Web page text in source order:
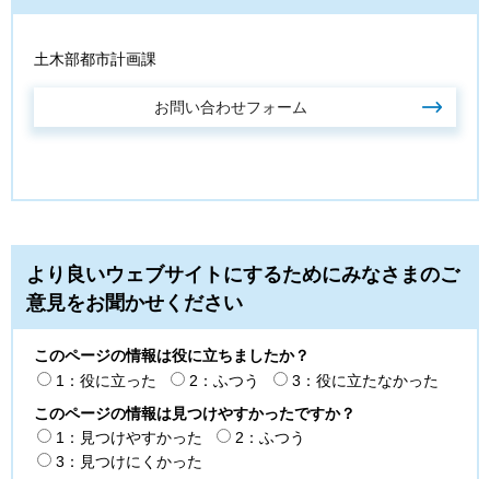
土木部都市計画課
より良いウェブサイトにするためにみなさまのご
意見をお聞かせください
このページの情報は役に立ちましたか？
1：役に立った
2：ふつう
3：役に立たなかった
このページの情報は見つけやすかったですか？
1：見つけやすかった
2：ふつう
3：見つけにくかった